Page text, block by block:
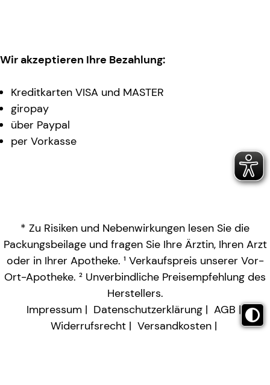
Wir akzeptieren Ihre Bezahlung:
Kreditkarten VISA und MASTER
giropay
über Paypal
per Vorkasse
* Zu Risiken und Nebenwirkungen lesen Sie die
Packungsbeilage und fragen Sie Ihre Ärztin, Ihren Arzt
oder in Ihrer Apotheke. ¹ Verkaufspreis unserer Vor-
Ort-Apotheke. ² Unverbindliche Preisempfehlung des
Herstellers.
Impressum
Datenschutzerklärung
AGB
Widerrufsrecht
Versandkosten